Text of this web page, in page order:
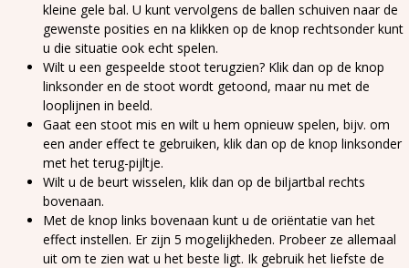
kleine gele bal. U kunt vervolgens de ballen schuiven naar de
gewenste posities en na klikken op de knop rechtsonder kunt
u die situatie ook echt spelen.
Wilt u een gespeelde stoot terugzien? Klik dan op de knop
linksonder en de stoot wordt getoond, maar nu met de
looplijnen in beeld.
Gaat een stoot mis en wilt u hem opnieuw spelen, bijv. om
een ander effect te gebruiken, klik dan op de knop linksonder
met het terug-pijltje.
Wilt u de beurt wisselen, klik dan op de biljartbal rechts
bovenaan.
Met de knop links bovenaan kunt u de oriëntatie van het
effect instellen. Er zijn 5 mogelijkheden. Probeer ze allemaal
uit om te zien wat u het beste ligt. Ik gebruik het liefste de